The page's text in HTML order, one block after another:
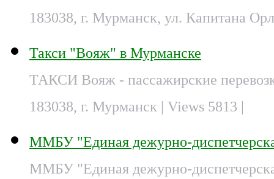
183038, г. Мурманск, ул. Капитана
Такси "Вояж" в Мурманске
ТАКСИ Вояж - пассажирские
183038, г. Мурманск | Views 5813 |
ММБУ "Единая дежурно-
ММБУ "Единая дежурно-